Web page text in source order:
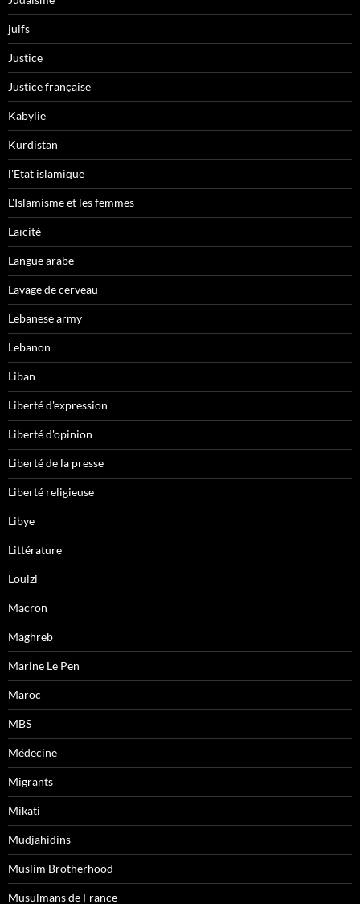
juifs
Justice
Justice française
Kabylie
Kurdistan
l'Etat islamique
L'Islamisme et les femmes
Laïcité
Langue arabe
Lavage de cerveau
Lebanese army
Lebanon
Liban
Liberté d'expression
Liberté d'opinion
Liberté de la presse
Liberté religieuse
Libye
Littérature
Louizi
Macron
Maghreb
Marine Le Pen
Maroc
MBS
Médecine
Migrants
Mikati
Mudjahidins
Muslim Brotherhood
Musulmans de France